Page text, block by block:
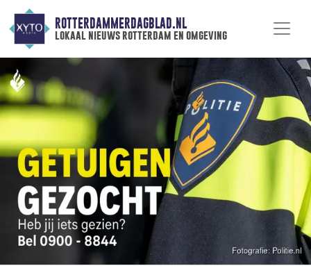
ROTTERDAMMERDAGBLAD.NL
lokaal nieuws rotterdam en omgeving